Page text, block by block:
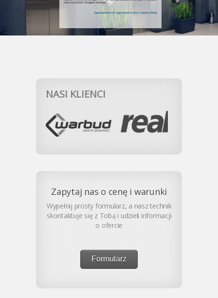
oraz wszystkich dźwigów polskich.
Zapraszamy od zapoznania się z nasza ofertą
NASI KLIENCI
Zapytaj nas o cenę i warunki
Wypełnij prosty formularz, a nasz technik
skontaktuje się z Tobą i udzieli informacji
o ofercie
Formularz